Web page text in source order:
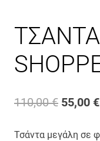
110,00€ Original
55,00 €Η
Τσάντα μεγάλη σε